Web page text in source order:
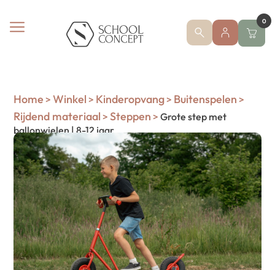
0
Home > Winkel > Kinderopvang> Buitenspelen >
Rijdend materiaal > Steppen > Grote step met
ballonwielen | 8-12 jaar